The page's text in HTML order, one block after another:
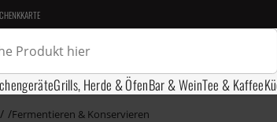
Grills, Herde & ÖfenBar & WeinTee & Kaffee
Fermentieren & Konservieren